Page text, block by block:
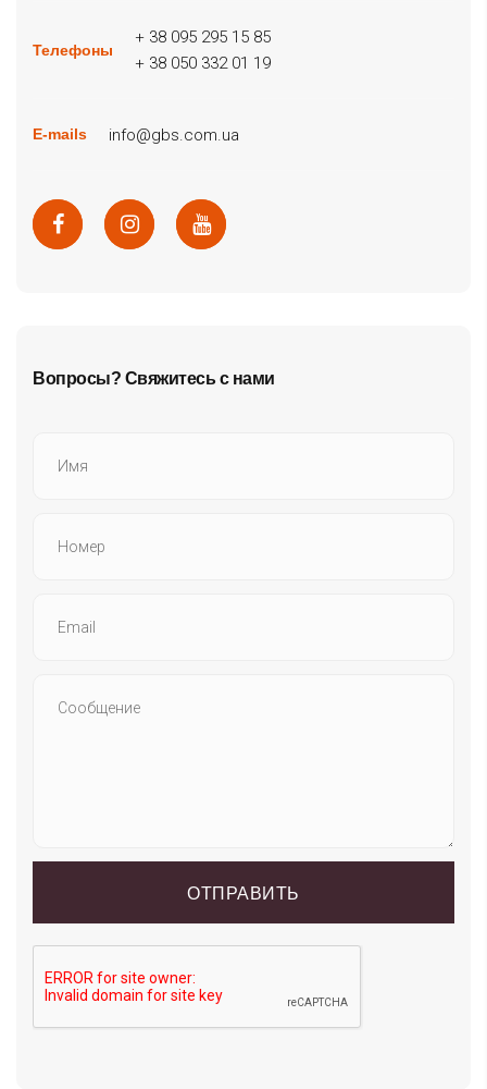
Телефоны
+ 38 095 295 15 85
+ 38 050 332 01 19
E-mails info@gbs.com.ua
Вопросы? Свяжитесь с нами